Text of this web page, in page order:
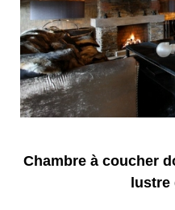
Chambre à coucher